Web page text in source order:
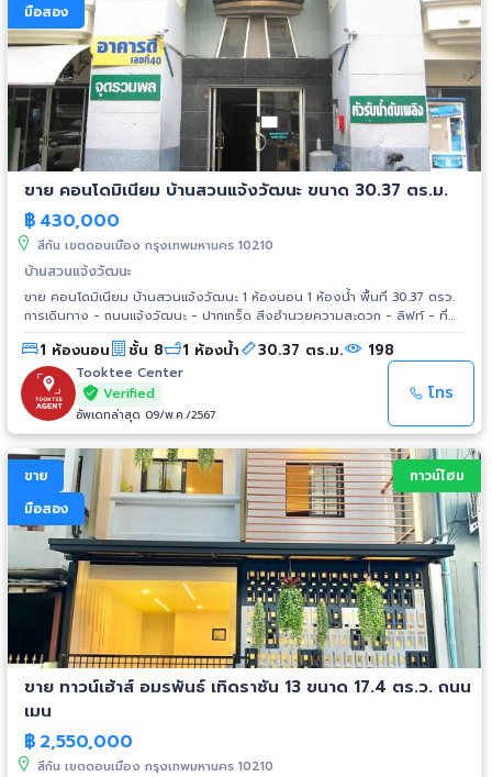
มือสอง
ขาย คอนโดมิเนียม บ้านสวนแจ้งวัฒนะ ขนาด 30.37 ตร.ม.
฿ 430,000
สีกัน เขตดอนเมือง กรุงเทพมหานคร 10210
บ้านสวนแจ้งวัฒนะ
ขาย คอนโดมิเนียม บ้านสวนแจ้งวัฒนะ 1 ห้องนอน 1 ห้องน้ำ พื้นที่ 30.37 ตรว.
การเดินทาง - ถนนแจ้งวัฒนะ - ปากเกร็ด สิ่งอำนวยความสะดวก - ลิฟท์ - ที่
จอดรถ - การรักษาความปลอดภัย 24 ชั่วโมง - กล้องวงจรปิด - ฟิตเนส
สถานที่ใกล้เคียง - ศูนย์ราชการ - บิ๊กซี - สปอร์ตซิตี้ - เทสโก้ โลตัส - ศูนย์
แสดงสินค้าและการประชุม อิมแพ็ค เมืองทองธานี - ดิ อเวนิว - มหาวิทยาลัย
ธุรกิจบัณฑิตย์
1 ห้องนอน ชั้น 8 1 ห้องน้ำ 30.37 ตร.ม. 198
Tooktee Center
Verified
อัพเดทล่าสุด 09/พ.ค./2567
โทร
ขาย
มือสอง
ทาวน์โฮม
ขาย ทาวน์เฮ้าส์ อมรพันธ์ เทิดราชัน 13 ขนาด 17.4 ตร.ว. ถนน
เมน
฿ 2,550,000
สีกัน เขตดอนเมือง กรุงเทพมหานคร 10210